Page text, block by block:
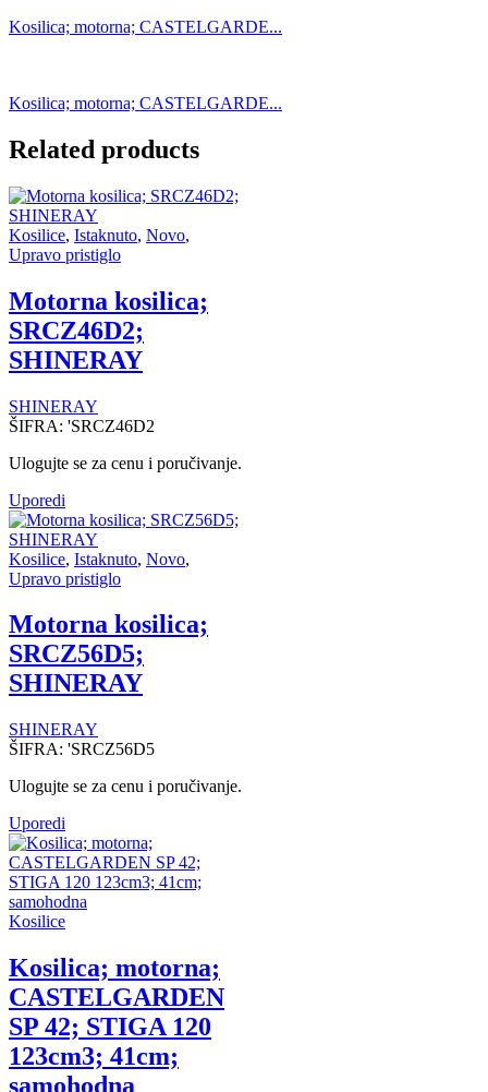
Kosilica; motorna; CASTELGARDE...
Kosilica; motorna; CASTELGARDE...
Related products
Kosilice, Istaknuto, Novo,
Upravo pristiglo
Motorna kosilica;
SRCZ46D2;
SHINERAY
SHINERAY
ŠIFRA: 'SRCZ46D2
Ulogujte se za cenu i poručivanje.
Uporedi
Kosilice, Istaknuto, Novo,
Upravo pristiglo
Motorna kosilica;
SRCZ56D5;
SHINERAY
SHINERAY
ŠIFRA: 'SRCZ56D5
Ulogujte se za cenu i poručivanje.
Uporedi
Kosilice
Kosilica; motorna;
CASTELGARDEN
SP 42; STIGA 120
123cm3; 41cm;
samohodna